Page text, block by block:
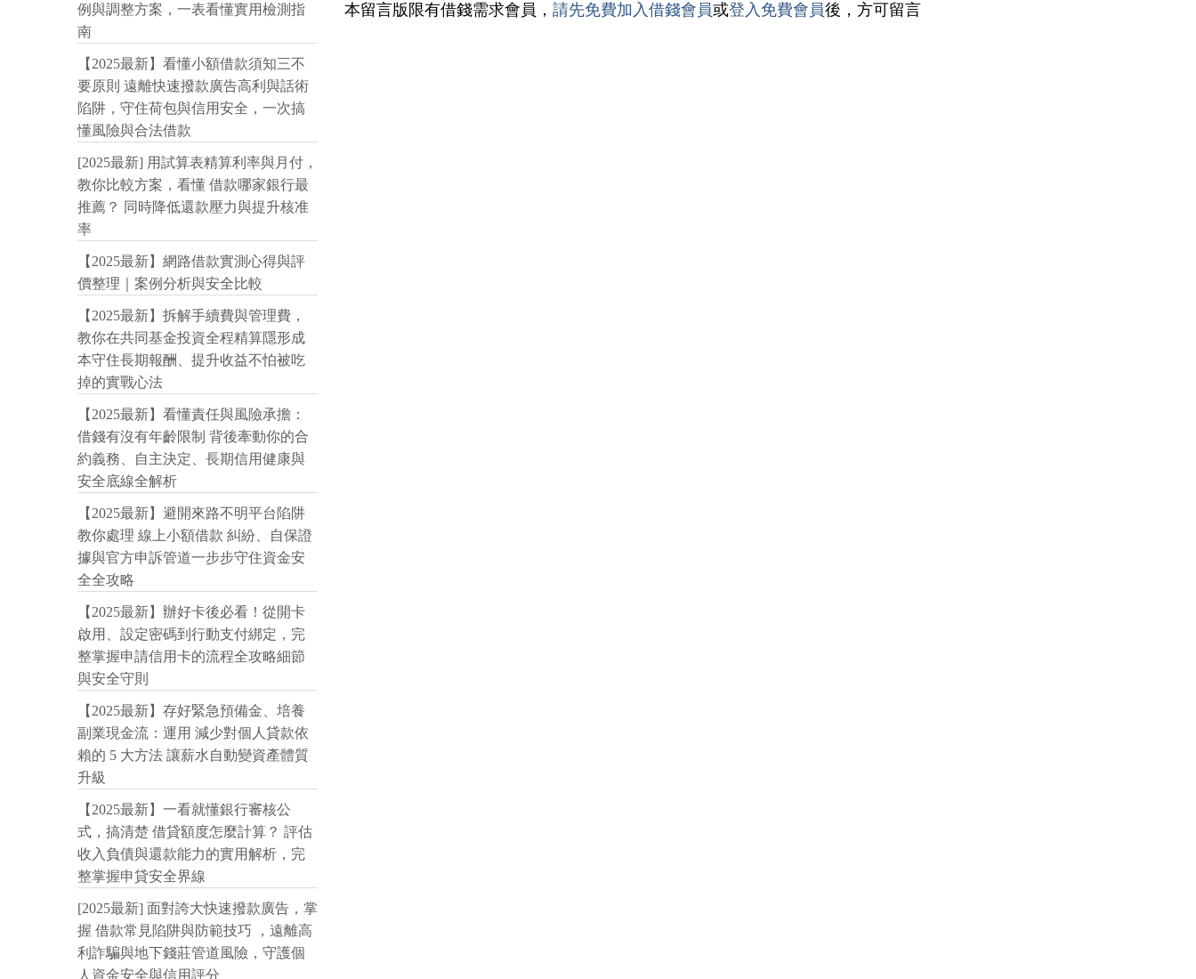
本留言版限有借錢需求會員， 請先免費加入借錢會員或登入免費會員後，方可留言
例與調整方案，一表看懂實用檢測指
南
【2025最新】看懂小額借款須知三不
要原則 遠離快速撥款廣告高利與話術
陷阱，守住荷包與信用安全，一次搞
懂風險與合法借款
[2025最新] 用試算表精算利率與月付，
教你比較方案，看懂 借款哪家銀行最
推薦？ 同時降低還款壓力與提升核准
率
【2025最新】網路借款實測心得與評
價整理｜案例分析與安全比較
【2025最新】拆解手續費與管理費，
教你在共同基金投資全程精算隱形成
本守住長期報酬、提升收益不怕被吃
掉的實戰心法
【2025最新】看懂責任與風險承擔：
借錢有沒有年齡限制 背後牽動你的合
約義務、自主決定、長期信用健康與
安全底線全解析
【2025最新】避開來路不明平台陷阱
教你處理 線上小額借款 糾紛、自保證
據與官方申訴管道一步步守住資金安
全全攻略
【2025最新】辦好卡後必看！從開卡
啟用、設定密碼到行動支付綁定，完
整掌握申請信用卡的流程全攻略細節
與安全守則
【2025最新】存好緊急預備金、培養
副業現金流：運用 減少對個人貸款依
賴的 5 大方法 讓薪水自動變資產體質
升級
【2025最新】一看就懂銀行審核公
式，搞清楚 借貸額度怎麼計算？ 評估
收入負債與還款能力的實用解析，完
整掌握申貸安全界線
[2025最新] 面對誇大快速撥款廣告，掌
握 借款常見陷阱與防範技巧 ，遠離高
利詐騙與地下錢莊管道風險，守護個
人資金安全與信用評分